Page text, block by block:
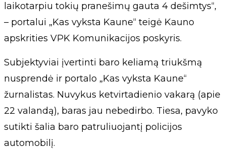
laikotarpiu tokių pranešimų gauta 4 dešimtys“,
– portalui „Kas vyksta Kaune“ teigė Kauno
apskrities VPK Komunikacijos poskyris.
Subjektyviai įvertinti baro keliamą triukšmą
nusprendė ir portalo „Kas vyksta Kaune“
žurnalistas. Nuvykus ketvirtadienio vakarą (apie
22 valandą), baras jau nebedirbo. Tiesa, pavyko
sutikti šalia baro patruliuojantį policijos
automobilį.